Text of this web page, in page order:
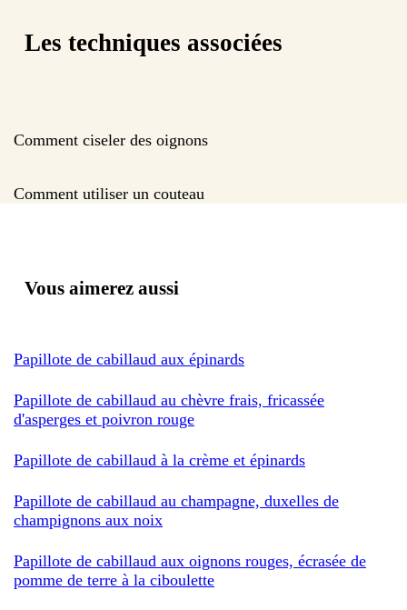
Les techniques associées
Comment ciseler des oignons
Comment utiliser un couteau
Vous aimerez aussi
Papillote de cabillaud aux épinards
Papillote de cabillaud au chèvre frais, fricassée
d'asperges et poivron rouge
Papillote de cabillaud à la crème et épinards
Papillote de cabillaud au champagne, duxelles de
champignons aux noix
Papillote de cabillaud aux oignons rouges, écrasée de
pomme de terre à la ciboulette